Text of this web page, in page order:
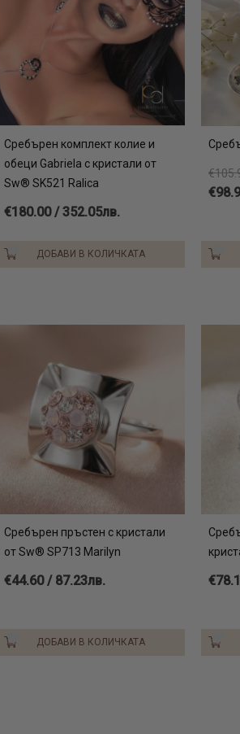
Сребърен комплект колие и
обеци Gabriela с кристали от
Sw® SK521 Ralica
€180.00 / 352.05лв.
ДОБАВИ В КОЛИЧКАТА
Сребърен пръстен с кристали
от Sw® SP713 Marilyn
€44.60 / 87.23лв.
ДОБАВИ В КОЛИЧКАТА